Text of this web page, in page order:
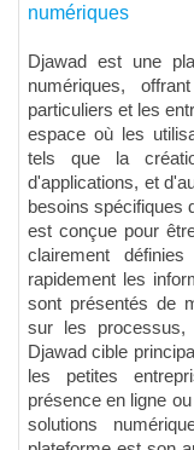
numériques
Djawad est une
numériques,
particuliers et les
espace où les
tels que la
d'applications, et
besoins spécifiques
est conçue pour
clairement
rapidement les
sont présentés de
sur les processus,
Djawad cible
les petites
présence en ligne
solutions